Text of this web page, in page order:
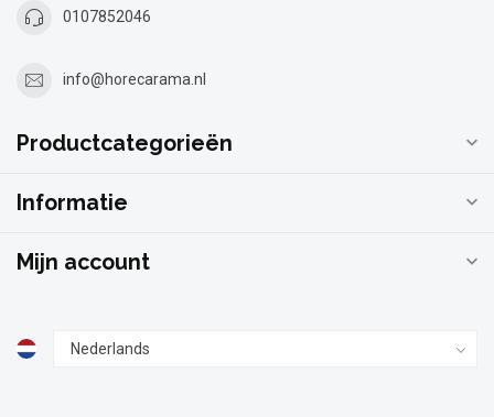
0107852046
info@horecarama.nl
Productcategorieën
Informatie
Mijn account